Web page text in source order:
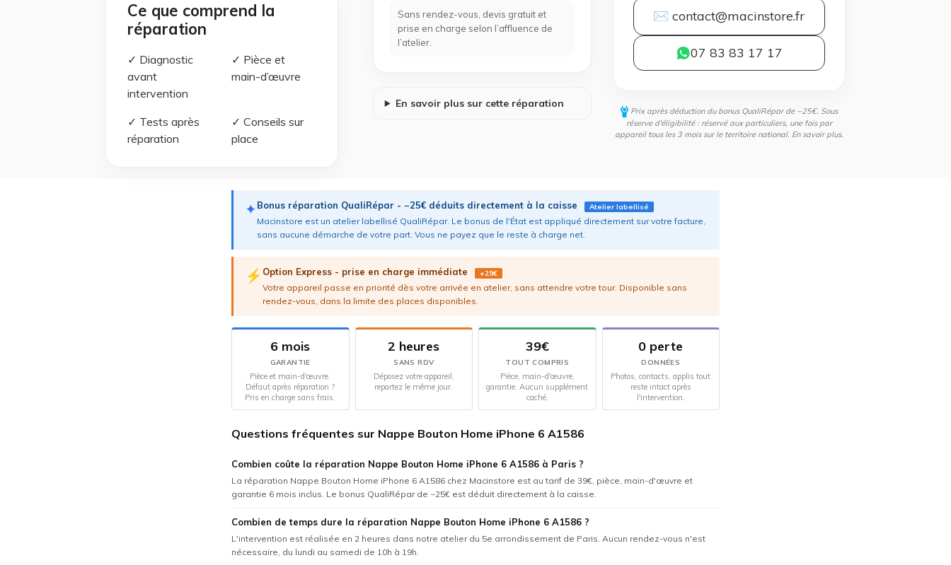
Ce que comprend la
réparation
✓ Diagnostic
avant
intervention
✓ Pièce et
main-d’œuvre
✓ Tests après
réparation
✓ Conseils sur
place
Sans rendez-vous, devis gratuit et
prise en charge selon l’affluence de
l’atelier.
En savoir plus sur cette réparation
✉ contact@macinstore.fr
07 83 83 17 17
Prix après déduction du bonus QualiRépar de −25€. Sous
réserve d'éligibilité : réservé aux particuliers, une fois par
appareil tous les 3 mois sur le territoire national. En savoir plus.
✦Bonus réparation QualiRépar - −25€ déduits directement à la caisse Atelier labellisé
Macinstore est un atelier labellisé QualiRépar. Le bonus de l'État est appliqué directement sur votre facture,
sans aucune démarche de votre part. Vous ne payez que le reste à charge net.
⚡ Option Express - prise en charge immédiate +29€
Votre appareil passe en priorité dès votre arrivée en atelier, sans attendre votre tour. Disponible sans
rendez-vous, dans la limite des places disponibles.
6 mois
GARANTIE
Pièce et main-d'œuvre.
Défaut après réparation ?
Pris en charge sans frais.
2 heures
SANS RDV
Déposez votre appareil,
repartez le même jour.
39€
TOUT COMPRIS
Pièce, main-d'œuvre,
garantie. Aucun supplément
caché.
0 perte
DONNÉES
Photos, contacts, applis tout
reste intact après
l'intervention.
Questions fréquentes sur Nappe Bouton Home iPhone 6 A1586
Combien coûte la réparation Nappe Bouton Home iPhone 6 A1586 à Paris ?
La réparation Nappe Bouton Home iPhone 6 A1586 chez Macinstore est au tarif de 39€, pièce, main-d'œuvre et
garantie 6 mois inclus. Le bonus QualiRépar de −25€ est déduit directement à la caisse.
Combien de temps dure la réparation Nappe Bouton Home iPhone 6 A1586 ?
L'intervention est réalisée en 2 heures dans notre atelier du 5e arrondissement de Paris. Aucun rendez-vous n'est
nécessaire, du lundi au samedi de 10h à 19h.